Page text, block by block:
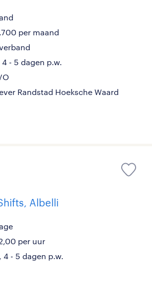
per maand
- 5 dagen p.w.
Randstad Hoeksche Waard
Albelli
per uur
4 - 5 dagen p.w.